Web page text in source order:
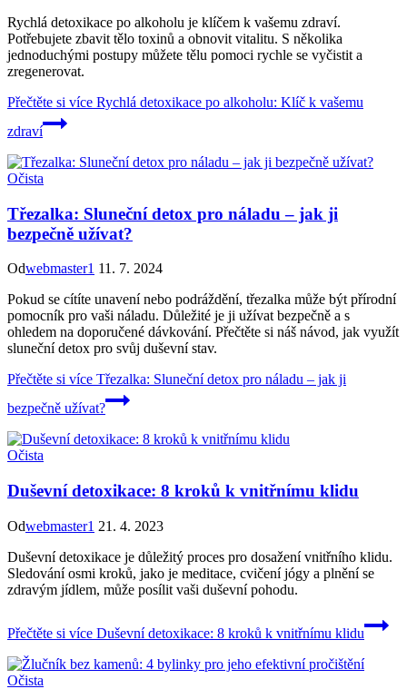
Rychlá detoxikace po alkoholu je klíčem k vašemu zdraví.
Potřebujete zbavit tělo toxinů a obnovit vitalitu. S několika
jednoduchými postupy můžete tělu pomoci rychle se vyčistit a
zregenerovat.
Přečtěte si více Rychlá detoxikace po alkoholu: Klíč k vašemu
zdraví
Očista
Třezalka: Sluneční detox pro náladu – jak ji
bezpečně užívat?
Odwebmaster1 11. 7. 2024
Pokud se cítíte unavení nebo podráždění, třezalka může být přírodní
pomocník pro vaši náladu. Důležité je ji užívat bezpečně a s
ohledem na doporučené dávkování. Přečtěte si náš návod, jak využít
sluneční detox pro svůj duševní stav.
Přečtěte si více Třezalka: Sluneční detox pro náladu – jak ji
bezpečně užívat?
Očista
Duševní detoxikace: 8 kroků k vnitřnímu klidu
Odwebmaster1 21. 4. 2023
Duševní detoxikace je důležitý proces pro dosažení vnitřního klidu.
Sledování osmi kroků, jako je meditace, cvičení jógy a plnění se
zdravým jídlem, může posílit vaši duševní pohodu.
Přečtěte si více Duševní detoxikace: 8 kroků k vnitřnímu klidu
Očista